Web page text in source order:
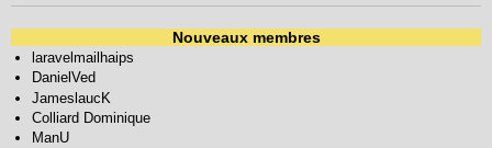
Nouveaux membres
laravelmailhaips
DanielVed
JameslaucK
Colliard Dominique
ManU